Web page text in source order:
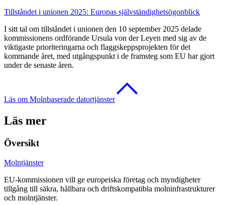
Tillståndet i unionen 2025: Europas självständighetsögonblick
I sitt tal om tillståndet i unionen den 10 september 2025 delade
kommissionens ordförande Ursula von der Leyen med sig av de
viktigaste prioriteringarna och flaggskeppsprojekten för det
kommande året, med utgångspunkt i de framsteg som EU har gjort
under de senaste åren.
Läs om Molnbaserade datortjänster
Läs mer
Översikt
Molntjänster
EU-kommissionen vill ge europeiska företag och myndigheter
tillgång till säkra, hållbara och driftskompatibla molninfrastrukturer
och molntjänster.